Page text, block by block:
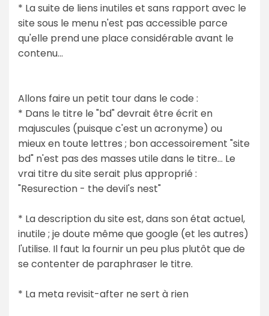
* La suite de liens inutiles et sans rapport avec le
site sous le menu n'est pas accessible parce
qu'elle prend une place considérable avant le
contenu...
Allons faire un petit tour dans le code :
* Dans le titre le "bd" devrait être écrit en
majuscules (puisque c'est un acronyme) ou
mieux en toute lettres ; bon accessoirement "site
bd" n'est pas des masses utile dans le titre... Le
vrai titre du site serait plus approprié :
"Resurection - the devil's nest"
* La description du site est, dans son état actuel,
inutile ; je doute même que google (et les autres)
l'utilise. Il faut la fournir un peu plus plutôt que de
se contenter de paraphraser le titre.
* La meta revisit-after ne sert à rien